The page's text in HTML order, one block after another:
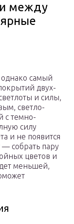
между
самый
двух-
и силы,
светло-
с темно-
силу
и не появится
собрать пару
цветов и
меньшей,